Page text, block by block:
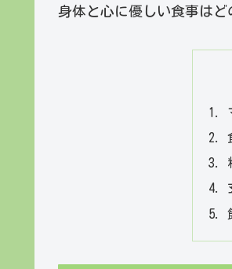
身体と心に優しい食事は